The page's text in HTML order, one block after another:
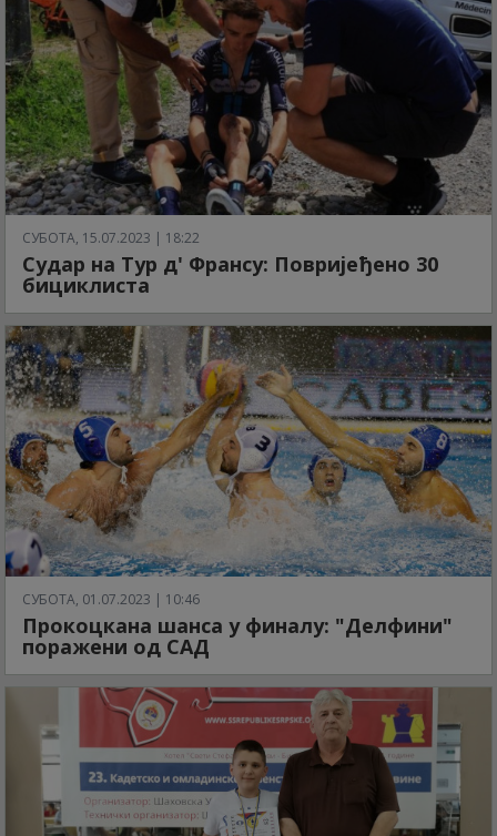
СУБОТА, 15.07.2023 | 18:22
Судар на Тур д' Франсу: Повријеђено 30
бициклиста
СУБОТА, 01.07.2023 | 10:46
Прокоцкана шанса у финалу: "Делфини"
поражени од САД